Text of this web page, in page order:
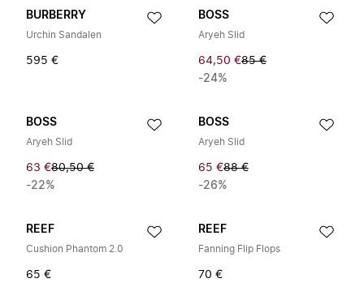
BURBERRY
Urchin Sandalen
595 €
BOSS
Aryeh Slid
64,50 €85 €
-24%
BOSS
Aryeh Slid
63 €80,50 €
-22%
BOSS
Aryeh Slid
65 €88 €
-26%
REEF
Cushion Phantom 2.0
65 €
REEF
Fanning Flip Flops
70 €